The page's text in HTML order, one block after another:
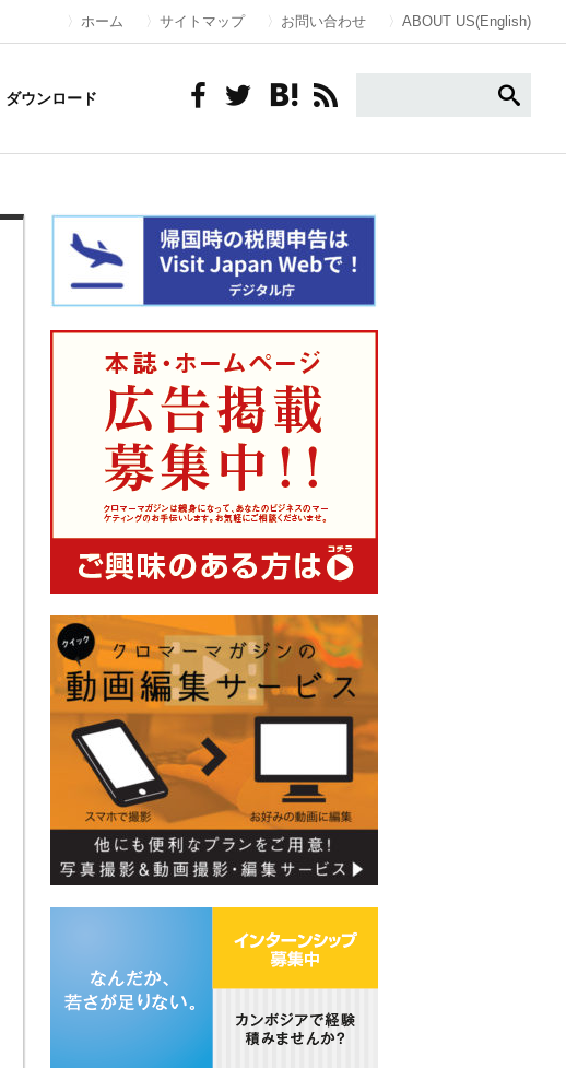
ホーム サイトマップ お問い合わせ ABOUT US(English)
ダウンロード